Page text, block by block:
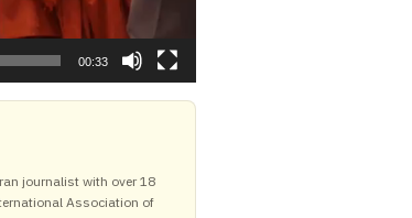
00:33
journalist with over 18
Association of